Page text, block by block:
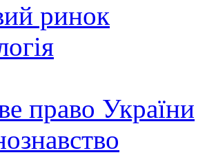
ринок
право України